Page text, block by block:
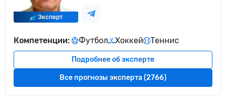
Эксперт
Подробнее об эксперте
Все прогнозы эксперта (2766)
Компетенции: Футбол Хоккей Теннис